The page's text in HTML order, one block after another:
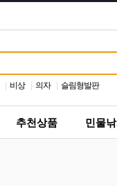
비상 의자 슬림형발판
추천상품 민물